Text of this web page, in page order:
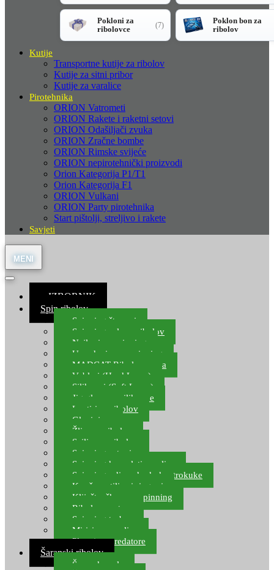
Pokloni za
ribolovce
(7)
Poklon bon za
ribolov
Kutije
Transportne kutije za ribolov
Kutije za sitni pribor
Kutije za varalice
Pirotehnika
ORION Vatrometi
ORION Rakete i raketni setovi
ORION Odašiljači zvuka
ORION Zračne bombe
ORION Rimske svijeće
ORION nepirotehnički proizvodi
Orion Kategorija P1/T1
Orion Kategorija F1
ORION Vulkani
ORION Party pirotehnika
Start pištolji, streljivo i rakete
Savjeti
≡ IZBORNIK
Spin ribolov
Spinning štapovi
Spinning role za ribolov
Najloni za spinning
Upredenice za spinning
MADCAT Ribolov soma
Vobleri (Hard Lures)
Silikonci (Soft Lures)
Jig glave za silikonce
Leptiri za ribolov
Glavinjare
Žlice za ribolov
Sajlice za ribolov
Spinning setovi
Spinning kompleti varalica
Spinning udice, dvokuke, trokuke
Kopče, vrtilice i ringovi
Kliješta, škare za spinning
Ribolov pastrve
Spinning torbe
Mirisi za varalice
Plovci za predatore
Šaranski ribolov
Šaranske role